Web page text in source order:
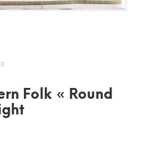
Folk « Round